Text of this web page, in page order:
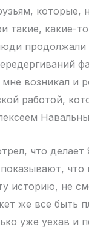
которые,
такие, какие-
продолжали
возникал и
работой,
что
историю, не
же все быть
уже уехав и